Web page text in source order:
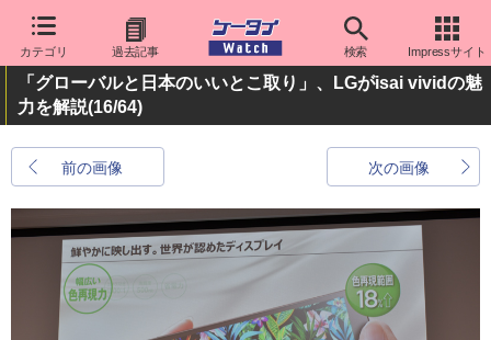
カテゴリ 過去記事 検索 Impressサイト
「グローバルと日本のいいとこ取り」、LGがisai vividの魅
力を解説(16/64)
前の画像 次の画像